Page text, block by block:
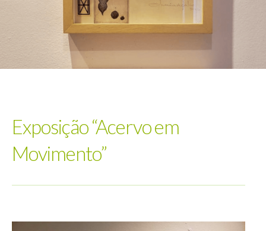
Exposição “Acervo em
Movimento”